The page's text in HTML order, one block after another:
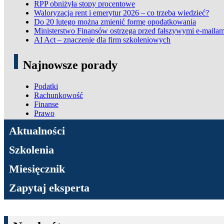
RPP obniżyła stopy procentowe
Waloryzacja rent i emerytur 2026 – co trzeba wiedzieć?
Do 20 lutego można zmienić formę opodatkowania
Ministerstwo Finansów ostrzega przed fałszywymi e-
AI Act – znaczenie dla firm szkoleniowych
Najnowsze porady
Podatki
Rachunkowość
Finanse
Prawo
ADN Podatki
Aktualności
Szkolenia
Miesięcznik
Zapytaj eksperta